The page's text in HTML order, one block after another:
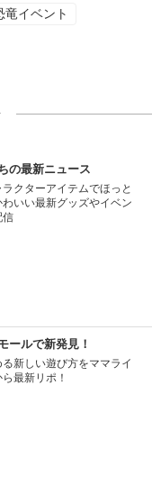
竜イベント
の最新ニュース
クターアイテムでほっと
いい最新グッズやイベン
信
ールで新発見！
新しい遊び方をママライ
最新リポ！